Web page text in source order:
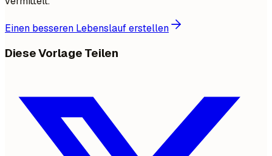
Einen besseren Lebenslauf erstellen
Diese Vorlage Teilen